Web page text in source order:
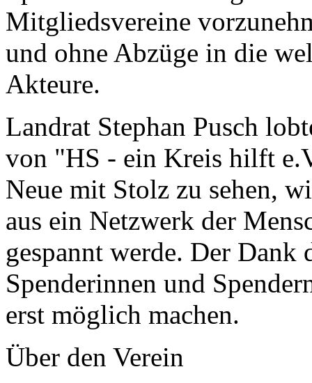
Mitgliedsvereine
und ohne Abzüge in die
Akteure.
Landrat Stephan Pusch
von "HS - ein Kreis hilft
Neue mit Stolz zu sehen,
aus ein Netzwerk der
gespannt werde. Der Dank
Spenderinnen und
erst möglich machen.
Über den Verein